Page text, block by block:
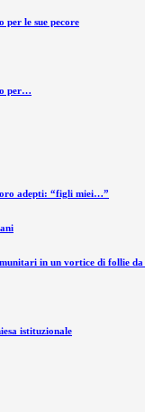
per le sue pecore
per…
adepti: “figli miei…”
in un vortice di follie da
istituzionale